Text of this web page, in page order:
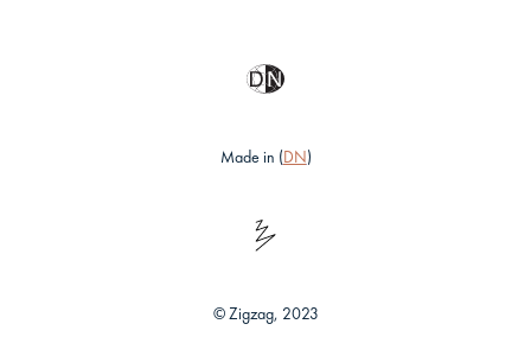
Made in (DN)
© Zigzag, 2023